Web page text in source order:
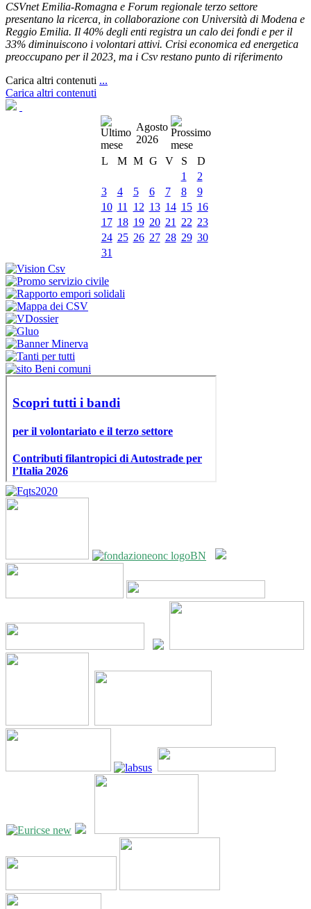
CSVnet Emilia-Romagna e Forum regionale terzo settore
presentano la ricerca, in collaborazione con Università di Modena e
Reggio Emilia. Il 40% degli enti registra un calo dei fondi e per il
33% diminuiscono i volontari attivi. Crisi economica ed energetica
preoccupano per il 2023, ma i Csv restano punto di riferimento
Carica altri contenuti ...
Carica altri contenuti
Agosto
2026
L
M M G V S
D
1
2
3
4 5 6 7 8
9
10 11 12 13 14 15 16
17 18 19 20 21 22 23
24 25 26 27 28 29 30
31